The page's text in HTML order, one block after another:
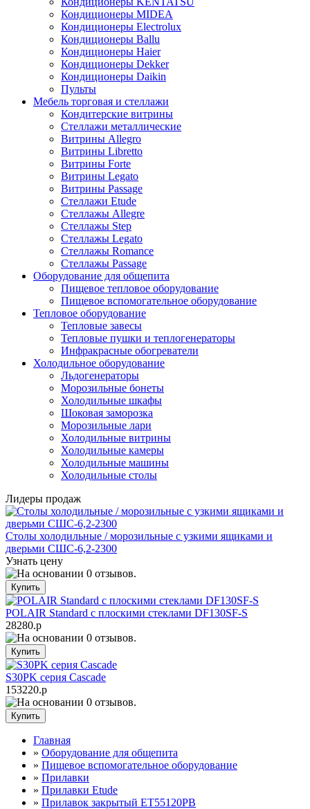
Кондиционеры MIDEA
Кондиционеры Electrolux
Кондиционеры Ballu
Кондиционеры Haier
Кондиционеры Dekker
Кондиционеры Daikin
Пульты
Мебель торговая и стеллажи
Кондитерские витрины
Стеллажи металлические
Витрины Allegro
Витрины Libretto
Витрины Forte
Витрины Legato
Витрины Passage
Стеллажи Etude
Стеллажы Allegre
Стеллажы Step
Стеллажы Legato
Стеллажы Romance
Стеллажы Passage
Оборудование для общепита
Пищевое тепловое оборудование
Пищевое вспомогательное оборудование
Тепловое оборудование
Тепловые завесы
Тепловые пушки и теплогенераторы
Инфракрасные обогреватели
Холодильное оборудование
Льдогенераторы
Морозильные бонеты
Холодильные шкафы
Шоковая заморозка
Морозильные лари
Холодильные витрины
Холодильные камеры
Холодильные машины
Холодильные столы
Лидеры продаж
Столы холодильные / морозильные с узкими ящиками и
дверьми СШС-6,2-2300
Узнать цену
POLAIR Standard с плоскими стеклами DF130SF-S
28280.р
S30PK серия Cascade
153220.р
Главная
» Оборудование для общепита
» Пищевое вспомогательное оборудование
» Прилавки
» Прилавки Etude
» Прилавок закрытый ET55120PB